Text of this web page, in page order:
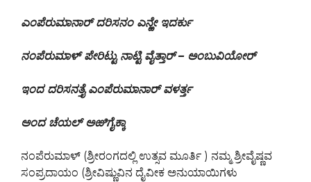
ಎಂಪೆರುಮಾನಾರ್ ದರಿಸನಂ ಎನ್ಱೇ ಇದರ್ಕು
ನಂಪೆರುಮಾಳ್ ಪೇರಿಟ್ಟು ನಾಟ್ಟಿ ವೈತ್ತಾರ್– ಅಂಬುವಿಯೋರ್
ಇಂದ ದರಿಸನತ್ತೈ ಎಂಪೆರುಮಾನಾರ್ ವಳರ್ತ್ತ
ಅಂದ ಚೆಯಲ್ ಅಱಿಗೈಕ್ಕಾ
ನಂಪೆರುಮಾಳ್ (ಶ್ರೀರಂಗದಲ್ಲಿ ಉತ್ಸವ ಮೂರ್ತಿ ) ನಮ್ಮ ಶ್ರೀವೈಷ್ಣವ
ಸಂಪ್ರದಾಯಂ (ಶ್ರೀವಿಷ್ಣುವಿನ ದೈವೀಕ ಅನುಯಾಯಿಗಳು